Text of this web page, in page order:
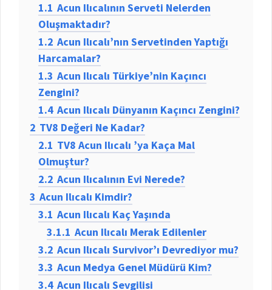
1.1 Acun Ilıcalının Serveti Nelerden
Oluşmaktadır?
1.2 Acun Ilıcalı’nın Servetinden Yaptığı
Harcamalar?
1.3 Acun Ilıcalı Türkiye’nin Kaçıncı
Zengini?
1.4 Acun Ilıcalı Dünyanın Kaçıncı Zengini?
2 TV8 Değeri Ne Kadar?
2.1 TV8 Acun Ilıcalı ’ya Kaça Mal
Olmuştur?
2.2 Acun Ilıcalının Evi Nerede?
3 Acun Ilıcalı Kimdir?
3.1 Acun Ilıcalı Kaç Yaşında
3.1.1 Acun Ilıcalı Merak Edilenler
3.2 Acun Ilıcalı Survivor’ı Devrediyor mu?
3.3 Acun Medya Genel Müdürü Kim?
3.4 Acun Ilıcalı Sevgilisi